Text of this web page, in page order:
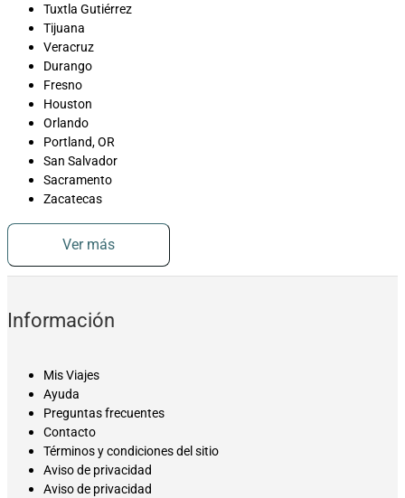
Tuxtla Gutiérrez
Tijuana
Veracruz
Durango
Fresno
Houston
Orlando
Portland, OR
San Salvador
Sacramento
Zacatecas
Ver más
Información
Mis Viajes
Ayuda
Preguntas frecuentes
Contacto
Términos y condiciones del sitio
Aviso de privacidad
Aviso de privacidad